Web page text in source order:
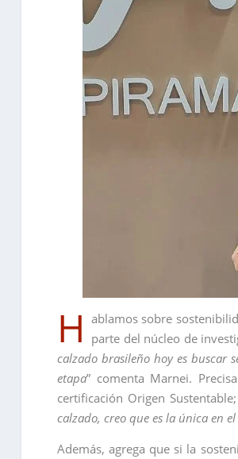
H
ablamos sobre
parte del núcleo de
calzado brasileño hoy es buscar
etapa” comenta Marnei.
certificación Origen Sustentable;
calzado, creo que es la única en
Además, agrega que si la